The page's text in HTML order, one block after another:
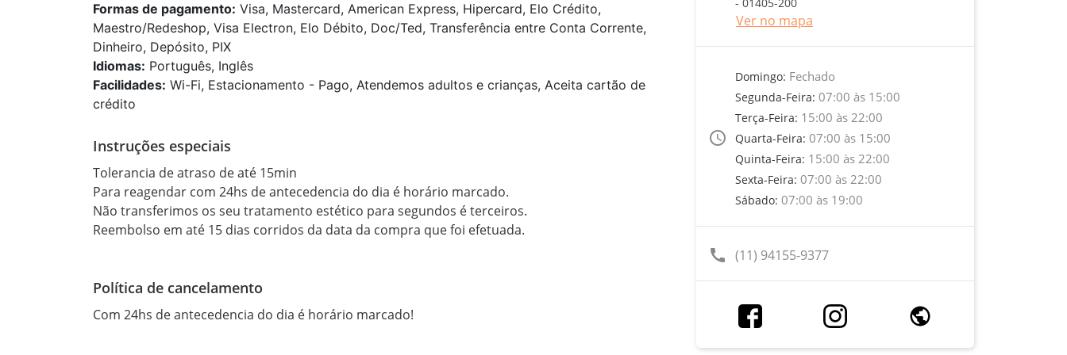
Formas de pagamento: Visa, Mastercard, American Express, Hipercard, Elo Crédito,
Maestro/Redeshop, Visa Electron, Elo Débito, Doc/Ted, Transferência entre Conta Corrente,
Dinheiro, Depósito, PIX
Idiomas: Português, Inglês
Facilidades: Wi-Fi, Estacionamento - Pago, Atendemos adultos e crianças, Aceita cartão de
crédito
Instruções especiais
Tolerancia de atraso de até 15min
Para reagendar com 24hs de antecedencia do dia é horário marcado.
Não transferimos os seu tratamento estético para segundos é terceiros.
Reembolso em até 15 dias corridos da data da compra que foi efetuada.
Política de cancelamento
Com 24hs de antecedencia do dia é horário marcado!
Ver no mapa
access_time
Domingo: Fechado
Segunda-Feira: 07:00 às 15:00
Terça-Feira: 15:00 às 22:00
Quarta-Feira: 07:00 às 15:00
Quinta-Feira: 15:00 às 22:00
Sexta-Feira: 07:00 às 22:00
Sábado: 07:00 às 19:00
call (11) 94155-9377